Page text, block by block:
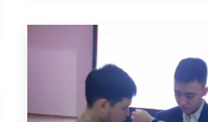
Ж. Н. Арықова
және
кафедрасымен